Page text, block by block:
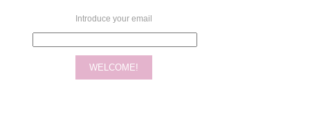
Introduce your email